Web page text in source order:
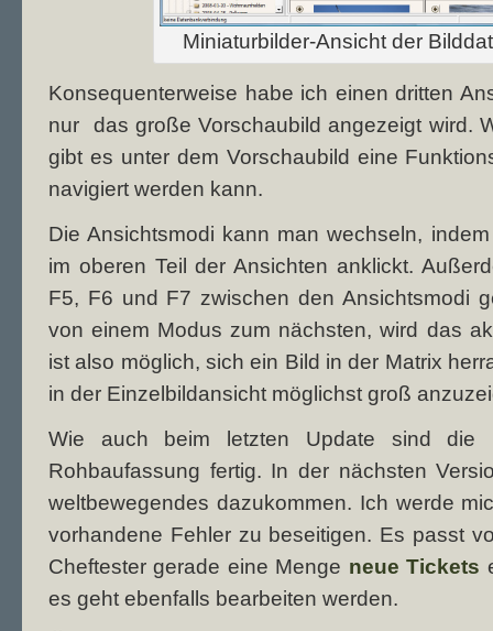
Miniaturbilder-Ansicht der
Konsequenterweise habe ich einen dritten
nur das große Vorschaubild angezeigt wird.
gibt es unter dem Vorschaubild eine
navigiert werden kann.
Die Ansichtsmodi kann man wechseln,
im oberen Teil der Ansichten anklickt.
F5, F6 und F7 zwischen den Ansichtsmodi
von einem Modus zum nächsten, wird das
ist also möglich, sich ein Bild in der Matrix
in der Einzelbildansicht möglichst groß
Wie auch beim letzten Update sind die
Rohbaufassung fertig. In der nächsten
weltbewegendes dazukommen. Ich werde
vorhandene Fehler zu beseitigen. Es passt
Cheftester gerade eine Menge neue Tickets
es geht ebenfalls bearbeiten werden.